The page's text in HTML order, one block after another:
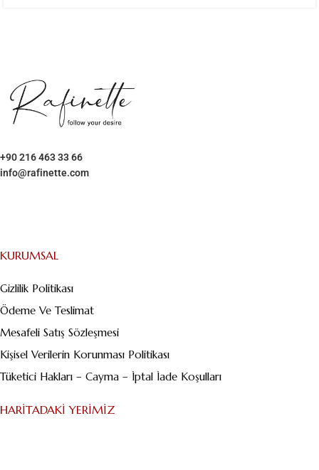
+90 216 463 33 66
info@rafinette.com
KURUMSAL
Gizlilik Politikası
Ödeme Ve Teslimat
Mesafeli Satış Sözleşmesi
Kişisel Verilerin Korunması Politikası
Tüketici Hakları – Cayma – İptal İade Koşulları
HARITADAKI YERIMIZ